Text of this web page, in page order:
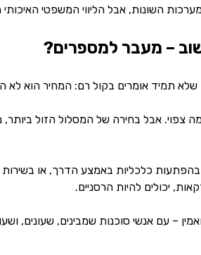
השונות, אבל הליווי המשפטי
– מעבר למספרים?
שלא תמיד אומרים בקול רם: המחיר הוא לא
צפוי. אבל בחירה של המסלול הזול
בהפתעות כלכליות באמצע הדרך, או
יכולים להיות הרסניים.
ואמין – עם אנשי סוכנות שמבינים,